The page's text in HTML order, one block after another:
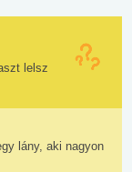
lelsz
lány, aki nagyon